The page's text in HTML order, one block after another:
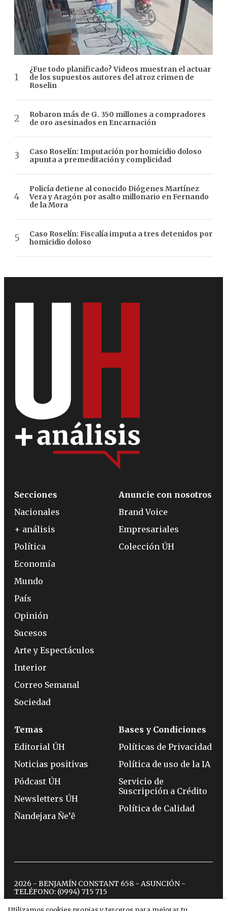
¿Fue todo planificado? Videos muestran el actuar
de los supuestos autores del atroz crimen de
Roselin
Robaron más de G. 350 millones a compradores
de oro asesinados en Encarnación
Caso Roselín: Imputación por homicidio doloso
apunta a premeditación y complicidad
Policía detiene al conocido Diógenes Martínez
Vera y Aragón por asalto millonario en Fernando
de la Mora
Caso Roselín: Fiscalía imputa a tres detenidos por
homicidio doloso
Secciones
Nacionales
+ análisis
Política
Economía
Mundo
País
Opinión
Sucesos
Arte y Espectáculos
Interior
Correo Semanal
Sociedad
Anuncie con nosotros
Brand Voice
Empresariales
Colección ÚH
Temas
Editorial ÚH
Noticias positivas
Pódcast ÚH
Newsletters ÚH
Ñandejara Ñe’ẽ
Bases y Condiciones
Políticas de Privacidad
Política de uso de la IA
Servicio de
Suscripción a Crédito
Política de Calidad
2026 - BENJAMÍN CONSTANT 658 - ASUNCIÓN -
TELÉFONO: (0994) 715 715